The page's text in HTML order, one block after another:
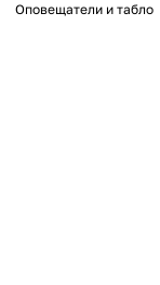
Оповещатели и табло